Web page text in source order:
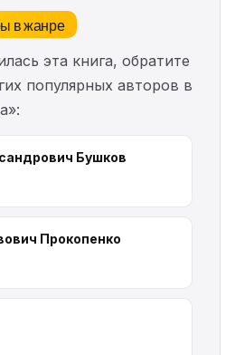
в жанре
эта книга, обратите
популярных авторов в
Бушков
Прокопенко